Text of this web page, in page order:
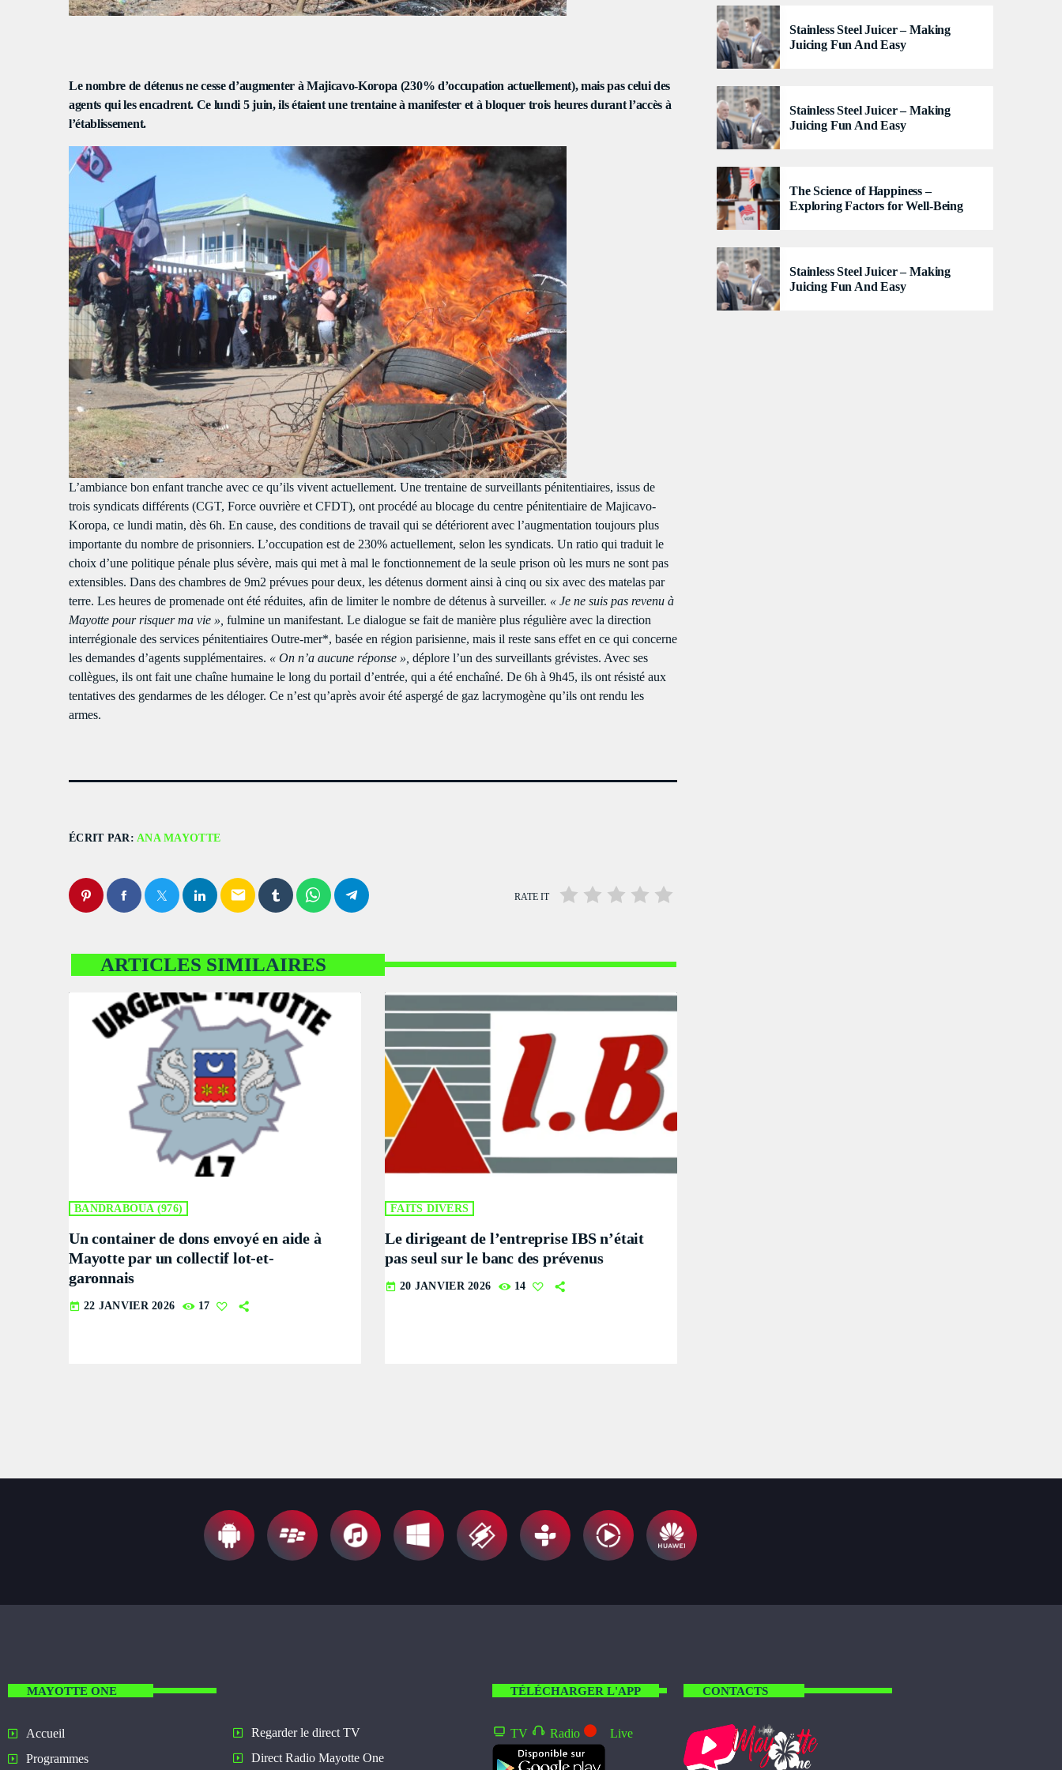
MAYOTTE EN IMAGE
ACTUELLEMENT VOUS ÉCOUTEZ
TRAVEL
La Matinale du Week End
7:15 AM - 10:00 AM
La Matinale du Week End
Presented by Marika Love
For every Show page the timetable is auomatically generated from the
schedule, and you can set automatic carousels of Podcasts, Articles and
Charts by simply choosing a category. Curabitur id lacus felis. Sed justo
mauris, auctor eget tellus nec, pellentesque varius mauris. Sed eu congue
nulla, et tincidunt justo. Aliquam semper faucibus odio id varius.
Suspendisse varius laoreet sodales.
PROGRAMMES À VENIR
La Matinale du Week End
PRESENTED BY MARIKA LOVE
7:15 AM - 10:00 AM
Flash Infos
WITH MALIKA
12:00 PM - 12:15 PM
Mahorais ya zamane
WITH JESSIE BLACK
UPCOMING SHOWS
Le nombre de détenus ne cesse d’augmenter à Majicavo-Koropa (230% d’occupation actuellement), mais pas celui des
agents qui les encadrent. Ce lundi 5 juin, ils étaient une trentaine à manifester et à bloquer trois heures durant l’accès à
l’établissement.
L’ambiance bon enfant tranche avec ce qu’ils vivent actuellement. Une trentaine de surveillants pénitentiaires, issus de
trois syndicats différents (CGT, Force ouvrière et CFDT), ont procédé au blocage du centre pénitentiaire de Majicavo-
Koropa, ce lundi matin, dès 6h. En cause, des conditions de travail qui se détériorent avec l’augmentation toujours plus
importante du nombre de prisonniers. L’occupation est de 230% actuellement, selon les syndicats. Un ratio qui traduit le
choix d’une politique pénale plus sévère, mais qui met à mal le fonctionnement de la seule prison où les murs ne sont pas
extensibles. Dans des chambres de 9m2 prévues pour deux, les détenus dorment ainsi à cinq ou six avec des matelas par
terre. Les heures de promenade ont été réduites, afin de limiter le nombre de détenus à surveiller. « Je ne suis pas revenu à
Mayotte pour risquer ma vie », fulmine un manifestant. Le dialogue se fait de manière plus régulière avec la direction
interrégionale des services pénitentiaires Outre-mer*, basée en région parisienne, mais il reste sans effet en ce qui concerne
les demandes d’agents supplémentaires. « On n’a aucune réponse », déplore l’un des surveillants grévistes. Avec ses
collègues, ils ont fait une chaîne humaine le long du portail d’entrée, qui a été enchaîné. De 6h à 9h45, ils ont résisté aux
tentatives des gendarmes de les déloger. Ce n’est qu’après avoir été aspergé de gaz lacrymogène qu’ils ont rendu les
armes.
ÉCRIT PAR: ANA MAYOTTE
email RATE IT
ARTICLES SIMILAIRES
BANDRABOUA (976)
Un container de dons envoyé en aide à
Mayotte par un collectif lot-et-
garonnais
today 22 JANVIER 2026 17
FAITS DIVERS
Le dirigeant de l’entreprise IBS n’était
pas seul sur le banc des prévenus
today 20 JANVIER 2026 14
lacus felis. Sed justo mauris, auctor eget tellus nec,
pellentesque varius mauris. Sed eu congue nulla, et
tincidunt justo. Aliquam semper faucibus odio id
varius. Suspendisse varius laoreet sodales.
Stainless Steel Juicer – Making
Juicing Fun And Easy
Stainless Steel Juicer – Making
Juicing Fun And Easy
The Science of Happiness –
Exploring Factors for Well-Being
Stainless Steel Juicer – Making
Juicing Fun And Easy
MAYOTTE ONE
Accueil
Programmes
Regarder le direct TV
Direct Radio Mayotte One
TÉLÉCHARGER L'APP
TV Radio Live
CONTACTS